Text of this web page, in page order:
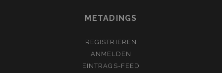
METADINGS
REGISTRIEREN
ANMELDEN
EINTRAGS-FEED